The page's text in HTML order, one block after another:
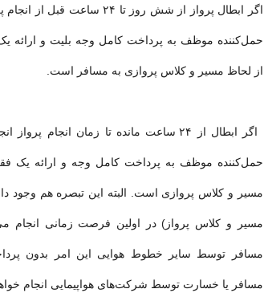
اگر ابطال پرواز از شش روز تا
از لحاظ مسیر و کلاس پروازی به مسافر است.
اگر ابطال از ۲۴ ساعت مانده تا زمان
حمل‌کننده موظف به پرداخت کامل وجه و ارائه یک
مسیر و کلاس پروازی است. البته این تبصره هم وجود
مسیر و کلاس پرواز) در اولین فرصت زمانی انجام
مسافر توسط سایر خطوط هوایی این امر بدون
مسافر یا خسارت توسط شرکت‌های هواپیمایی انجام